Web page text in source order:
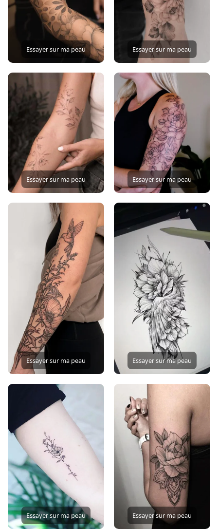
Essayer sur ma peau Essayer sur ma peau
Essayer sur ma peau Essayer sur ma peau
Essayer sur ma peau Essayer sur ma peau
Essayer sur ma peau Essayer sur ma peau